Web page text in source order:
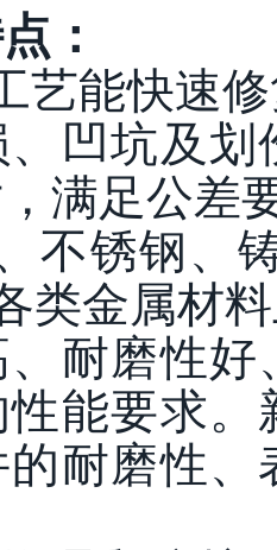
：
艺能快速
凹坑及
满足公差
不锈钢、
类金属材
耐磨性
能要求
耐磨性